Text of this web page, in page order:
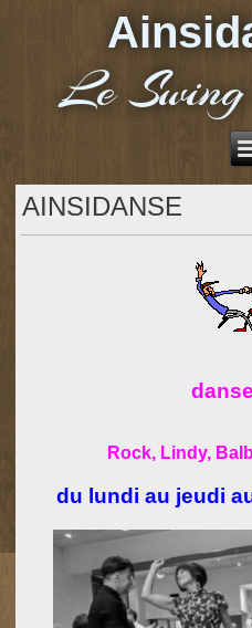
Le Swing
AINSIDANSE
Rock, Lindy,
du lundi au jeudi